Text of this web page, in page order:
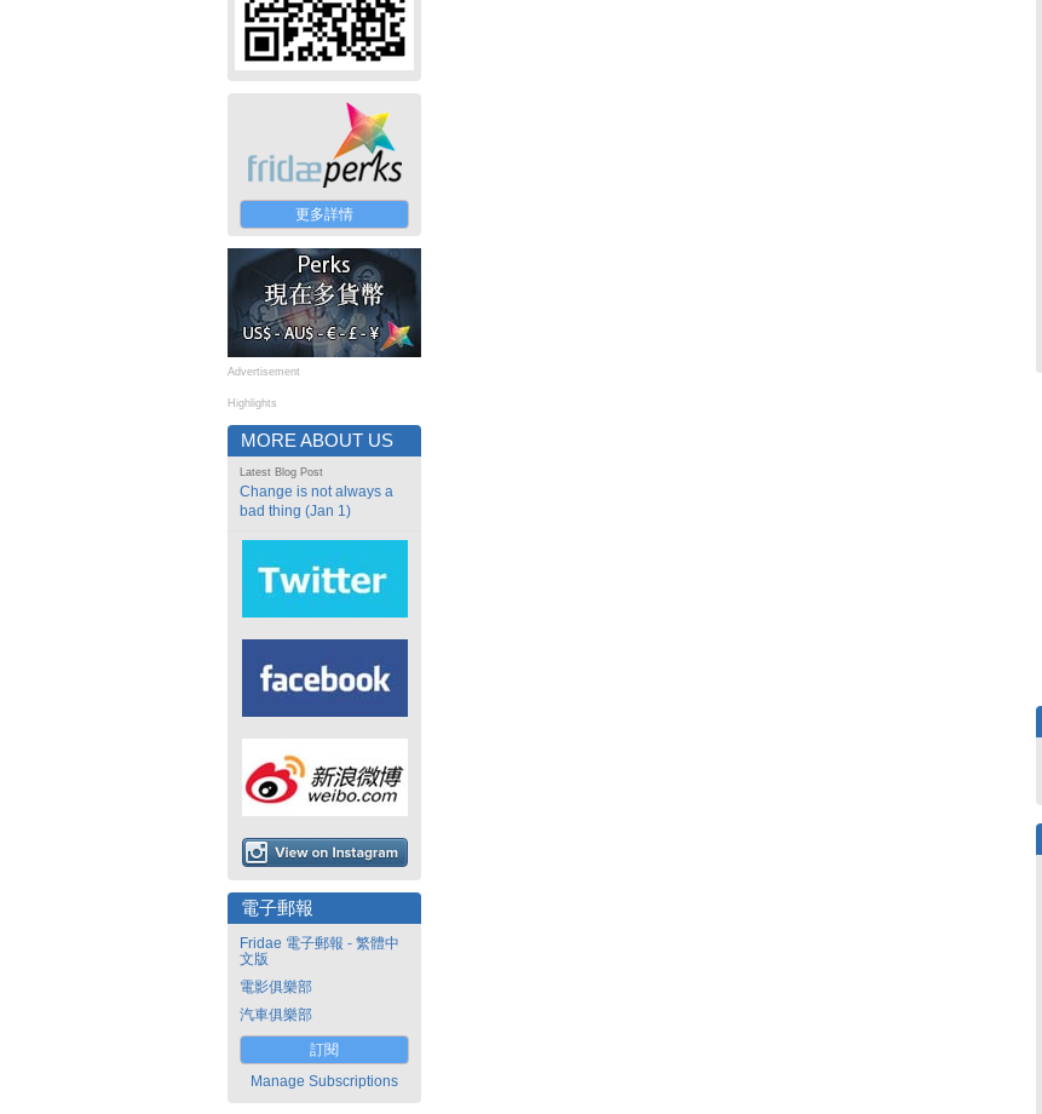
更多詳情
Advertisement
Highlights
MORE ABOUT US
Latest Blog Post
Change is not always a
bad thing (Jan 1)
電子郵報
Fridae 電子郵報 - 繁體中
文版
電影俱樂部
汽車俱樂部
訂閱
Manage Subscriptions